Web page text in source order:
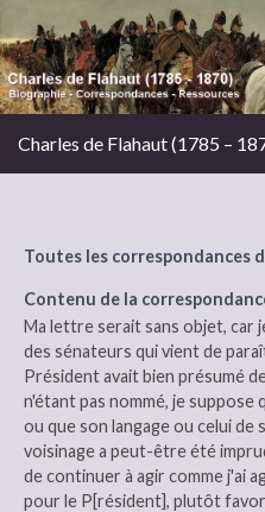
Charles de Flahaut (1785 –
Toutes les correspondances
Contenu de la
Ma lettre serait sans objet, car
des sénateurs qui vient de
Président avait bien présumé
n'étant pas nommé, je suppose
ou que son langage ou celui de
voisinage a peut-être été
de continuer à agir comme j'ai
pour le P[résident], plutôt